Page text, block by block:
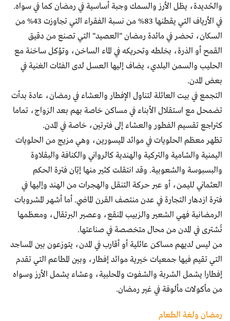
والحُديدة، يظل الأرز والسمك وجبة أساسية في رمضان كما في سواه.
في الأرياف التي يقطنها 83% من نسبة الفقراء التي تجاوزت 43% من
السكان، تحضر في مائدة رمضان "العصيد" التي تصنع من دقيق
القمح أو الذرة، بخلطه وتحريكه في الماء الساخن، وتؤكل ساخنة مع
الحليب والسمن البلدي، يضاف إليها العسل لدى الفئات الغنية في
بعض المدن.
التجمع في بيت العائلة لتناول الإفطار والعشاء في رمضان، عادة بدأت
تضمحل مع استقلال الأبناء في مساكن خاصة بهم بعد الزواج، تماما
كتراجع تقسيم الفطور والعشاء إلى فترتين، خاصة في المدن.
تظهر معظم الحلويات في موائد الميسورين، وهي مزيج من الحلويات
اليمنية والشامية والتركية والهندية كالرواني والكنافة والبقلاوة
والبسبوسة والشعوبية. وقد انتقلت كثير منها إبّان فترة الحكم
العثماني لليمن، أو عبر حركة التنقل والهجرات من الهند وإليها في
فترة ازدهار التجارة في عدن منتصف القرن الماضي. أما أشهر المشروبات
الرمضانية فهي الشعير والزبيب المنقع، وعصير البرتقال، ومعظمها
تُشترى في المدن من محال متخصصة في صناعتها.
من ليس لديهم مساكن عائلية أو أقارب في المدن، يتوزعون بين المساجد
التي تقيم فيها جمعيات خيرية موائد إفطار، وبين المطاعم التي تقدم
إفطارا يشمل الشربة والشفوت والمحلبية، وعشاء يشمل الأرز وسواه
من مأكولات مألوفة في غير رمضان.
رمضان ولغة الطعام